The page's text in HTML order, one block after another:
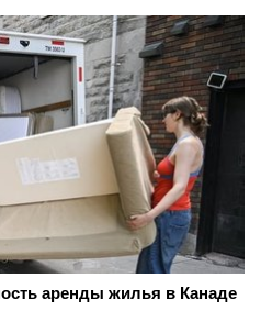
аренды жилья в Канаде